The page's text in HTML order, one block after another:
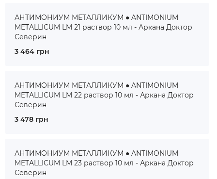
АНТИМОНИУМ МЕТАЛЛИКУМ ● ANTIMONIUM
METALLICUM LM 21 раствор 10 мл - Аркана Доктор
Северин
3 464 грн
АНТИМОНИУМ МЕТАЛЛИКУМ ● ANTIMONIUM
METALLICUM LM 22 раствор 10 мл - Аркана Доктор
Северин
3 478 грн
АНТИМОНИУМ МЕТАЛЛИКУМ ● ANTIMONIUM
METALLICUM LM 23 раствор 10 мл - Аркана Доктор
Северин